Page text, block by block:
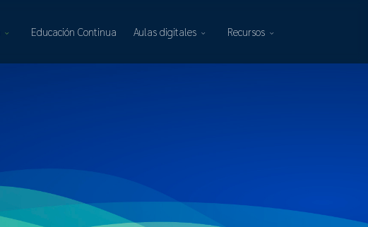
Educación Continua Aulas digitales Recursos